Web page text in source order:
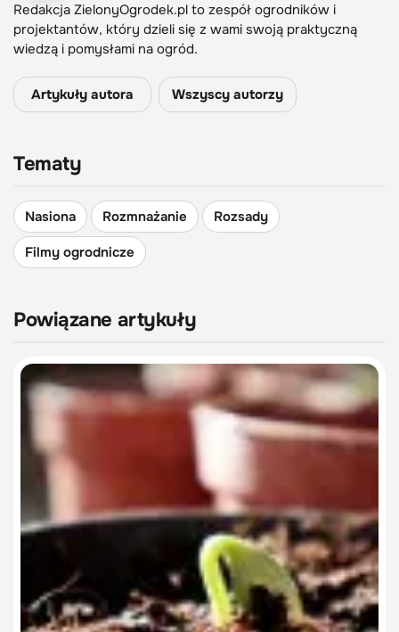
Redakcja ZielonyOgrodek.pl to zespół ogrodników i
projektantów, który dzieli się z wami swoją praktyczną
wiedzą i pomysłami na ogród.
Artykuły autora Wszyscy autorzy
Tematy
Nasiona Rozmnażanie
Rozsady
Filmy ogrodnicze
Powiązane artykuły